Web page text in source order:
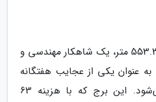
برج CN تورنتو با ارتفاع 553.3 متر، یک شاهکار مهندسی و
عنوان یکی از عجایب هفتگانه
جهان مدرن شناخته می‌شود. این برج که با هزینه 63